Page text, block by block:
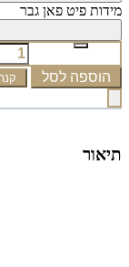
מידות פיט פאן גבר
הוספה לסל
תיאור